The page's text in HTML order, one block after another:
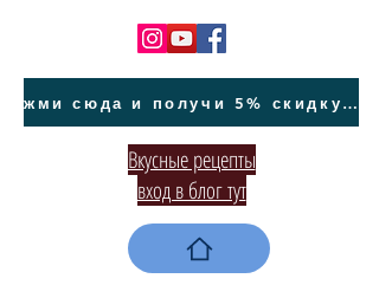
жми сюда и получи 5% скидку на покупку авто на Кипре и автообслуживание
Вкусные рецепты
вход в блог тут